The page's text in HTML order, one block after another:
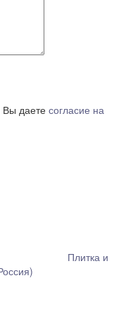
Вы даете согласие на
Плитка и